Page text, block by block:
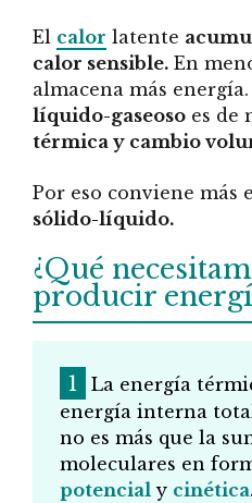
El calor latente
calor sensible. En
almacena más energía.
líquido-gaseoso es de
térmica y cambio
Por eso conviene más
sólido-líquido.
¿Qué
producir
La energía
energía interna
no es más que la
moleculares en
potencial y cinética.